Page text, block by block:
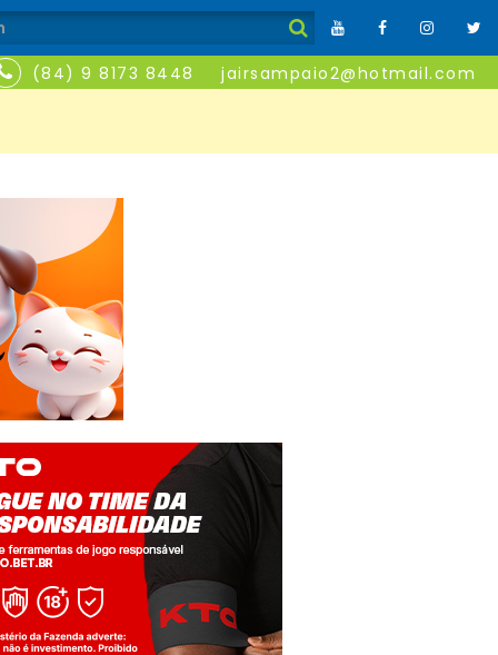
(84) 9 8173 8448 jairsampaio2@hotmail.com